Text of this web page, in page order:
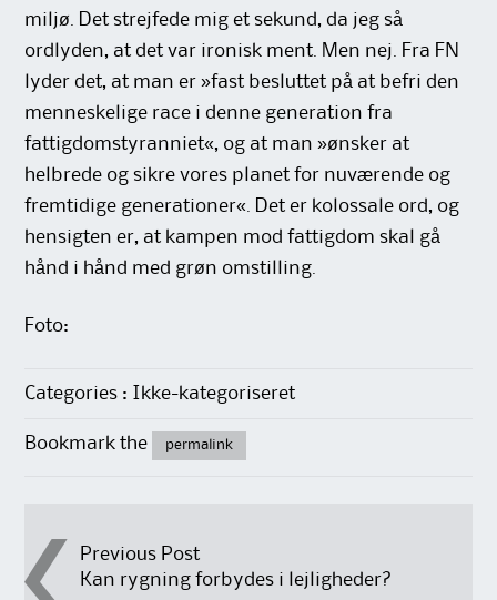
miljø. Det strejfede mig et sekund, da jeg så
ordlyden, at det var ironisk ment. Men nej. Fra FN
lyder det, at man er »fast besluttet på at befri den
menneskelige race i denne generation fra
fattigdomstyranniet«, og at man »ønsker at
helbrede og sikre vores planet for nuværende og
fremtidige generationer«. Det er kolossale ord, og
hensigten er, at kampen mod fattigdom skal gå
hånd i hånd med grøn omstilling.
Foto:
Categories : Ikke-kategoriseret
Bookmark the permalink
PostPrevious Post
Kan rygning forbydes i lejligheder?